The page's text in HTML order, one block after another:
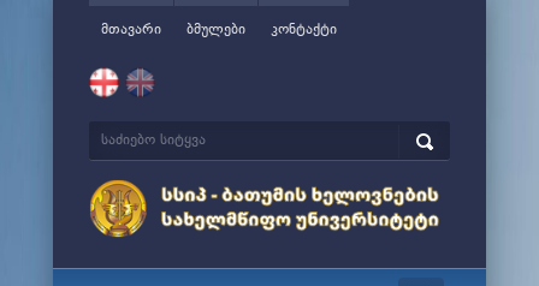
მთავარი ბმულები კონტაქტი